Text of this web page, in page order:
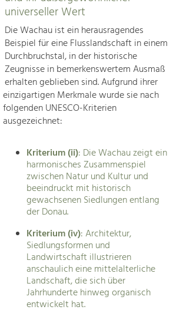
universeller Wert
Die Wachau ist ein herausragendes
Beispiel für eine Flusslandschaft in einem
Durchbruchstal, in der historische
Zeugnisse in bemerkenswertem Ausmaß
erhalten geblieben sind. Aufgrund ihrer
einzigartigen Merkmale wurde sie nach
folgenden UNESCO-Kriterien
ausgezeichnet:
Kriterium (ii): Die Wachau zeigt ein
harmonisches Zusammenspiel
zwischen Natur und Kultur und
beeindruckt mit historisch
gewachsenen Siedlungen entlang
der Donau.
Kriterium (iv): Architektur,
Siedlungsformen und
Landwirtschaft illustrieren
anschaulich eine mittelalterliche
Landschaft, die sich über
Jahrhunderte hinweg organisch
entwickelt hat.